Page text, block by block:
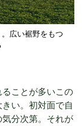
広い裾野をもつ
ことが多いこの
い。初対面で自
分次第。それが